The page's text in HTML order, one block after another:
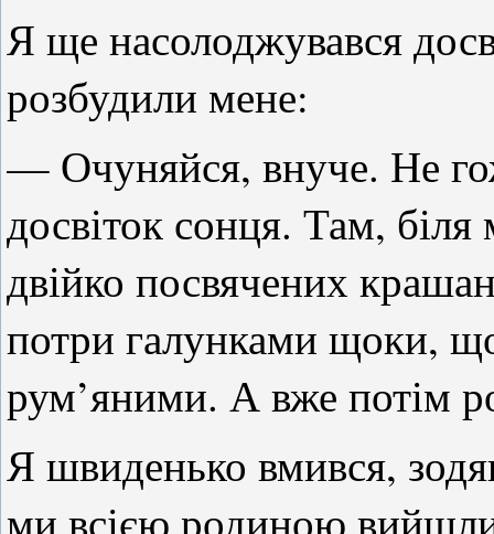
Я ще насолоджувався
розбудили мене:
— Очуняйся, внуче. Не
досвіток сонця. Там,
двійко посвячених
потри галунками щоки,
рум’яними. А вже потім
Я швиденько вмився,
ми всією родиною вийшли